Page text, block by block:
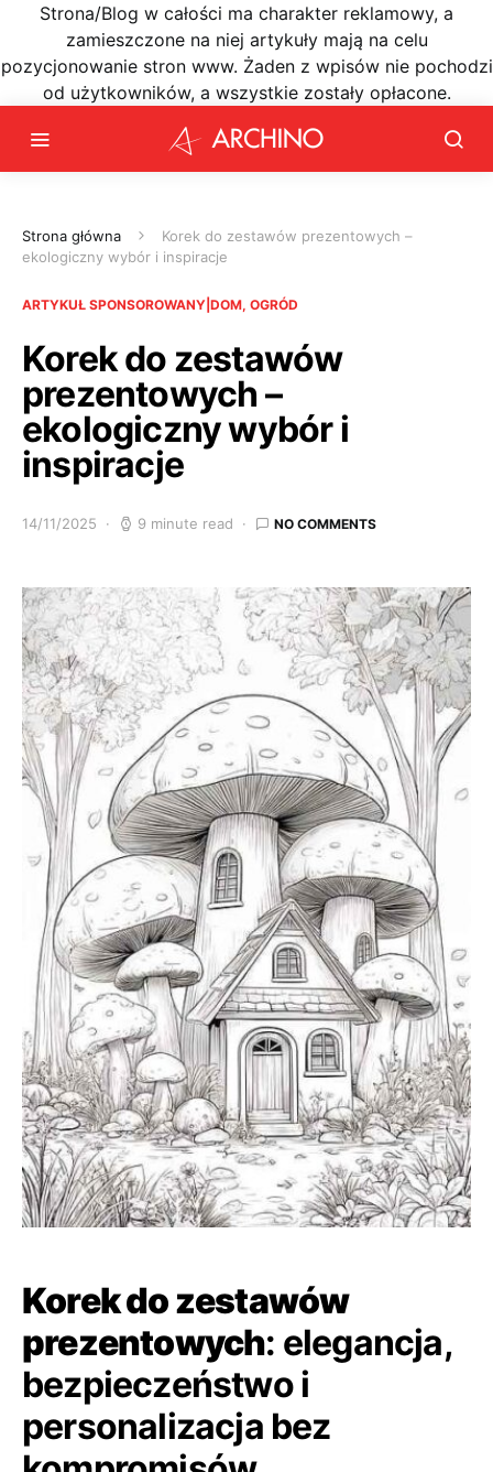
Strona/Blog w całości ma charakter reklamowy, a
zamieszczone na niej artykuły mają na celu
pozycjonowanie stron www. Żaden z wpisów nie pochodzi
od użytkowników, a wszystkie zostały opłacone.
Strona główna
Korek do zestawów prezentowych –
ekologiczny wybór i inspiracje
ARTYKUŁ SPONSOROWANY|DOM, OGRÓD
Korek do zestawów
prezentowych –
ekologiczny wybór i
inspiracje
14/11/2025 9 minute read NO COMMENTS
Korek do zestawów
prezentowych: elegancja,
bezpieczeństwo i
personalizacja bez